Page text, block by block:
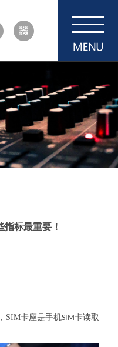
标最重要！
SIM卡座是手机SIM卡读取